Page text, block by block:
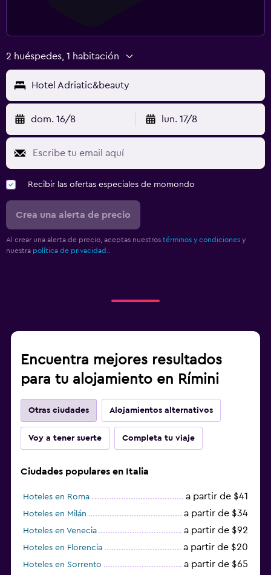
2 huéspedes, 1 habitación
Hotel Adriatic&beauty
dom. 16/8 lun. 17/8
Recibir las ofertas especiales de momondo
Crea una alerta de precio
Al crear una alerta de precio, aceptas nuestros términos y condiciones y
nuestra política de privacidad.
Encuentra mejores resultados
para tu alojamiento en Rímini
Otras ciudades Alojamientos alternativos
Voy a tener suerte Completa tu viaje
Ciudades populares en Italia
Hoteles en Roma a partir de $41
Hoteles en Milán a partir de $34
Hoteles en Venecia a partir de $92
Hoteles en Florencia a partir de $20
Hoteles en Sorrento a partir de $65